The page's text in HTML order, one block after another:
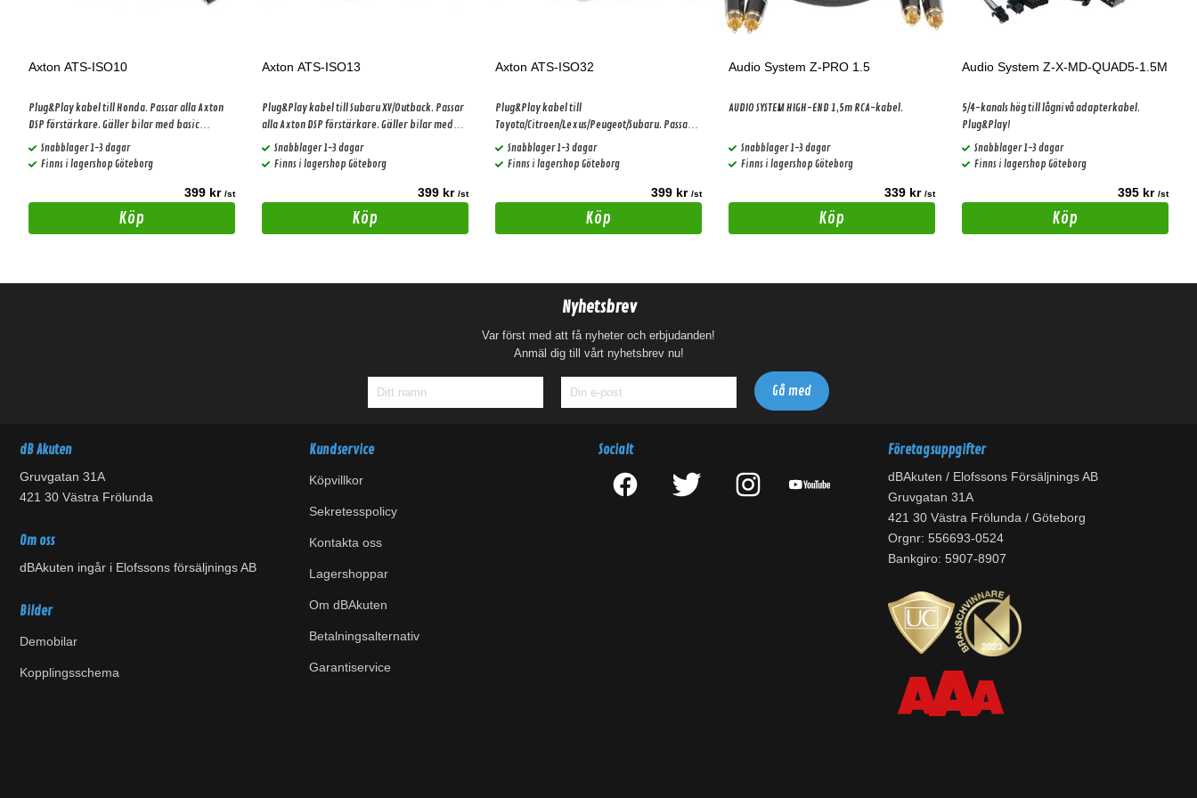
Axton ATS-ISO10
Plug&Play kabel till Honda. Passar alla Axton
DSP förstärkare. Gäller bilar med basic
ljudpaket!
Snabblager 1-3 dagar
Finns i lagershop Göteborg
399 kr /st
Köp
Axton ATS-ISO13
Plug&Play kabel till Subaru XV/Outback. Passar
alla Axton DSP förstärkare. Gäller bilar med
basic ljudpaket!
Snabblager 1-3 dagar
Finns i lagershop Göteborg
399 kr /st
Köp
Axton ATS-ISO32
Plug&Play kabel till
Toyota/Citroen/Lexus/Peugeot/Subaru. Passar
alla Axton DSP förstärkare. Gäller bilar med
basic ljudpaket!
Snabblager 1-3 dagar
Finns i lagershop Göteborg
399 kr /st
Köp
Audio System Z-PRO 1.5
AUDIO SYSTEM HIGH-END 1,5m RCA-kabel.
Snabblager 1-3 dagar
Finns i lagershop Göteborg
339 kr /st
Köp
Audio System Z-X-MD-QUAD5-1.5M
5/4-kanals hög till lågnivå adapterkabel.
Plug&Play!
Snabblager 1-3 dagar
Finns i lagershop Göteborg
395 kr /st
Köp
Nyhetsbrev
Var först med att få nyheter och erbjudanden!
Anmäl dig till vårt nyhetsbrev nu!
dB Akuten
Gruvgatan 31A
421 30 Västra Frölunda
Om oss
dBAkuten ingår i Elofssons försäljnings AB
Bilder
Demobilar
Kopplingsschema
Kundservice
Köpvillkor
Sekretesspolicy
Kontakta oss
Lagershoppar
Om dBAkuten
Betalningsalternativ
Garantiservice
Socialt Företagsuppgifter
dBAkuten / Elofssons Försäljnings AB
Gruvgatan 31A
421 30 Västra Frölunda / Göteborg
Orgnr: 556693-0524
Bankgiro: 5907-8907